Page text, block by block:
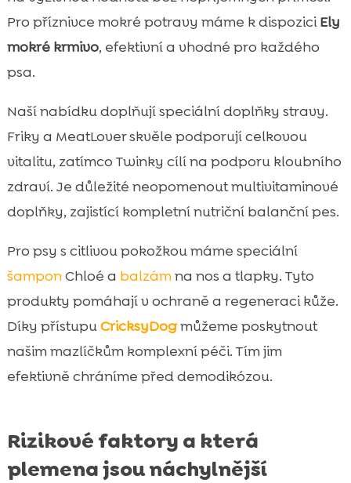
Pro příznivce mokré potravy máme k dispoziciEly
mokré krmivo, efektivní a vhodné pro každého
psa.
Naší nabídku doplňují speciální doplňky stravy.
Friky a MeatLover skvěle podporují celkovou
vitalitu, zatímco Twinky cílí na podporu kloubního
zdraví. Je důležité neopomenout multivitaminové
doplňky, zajistící kompletní nutriční balanční pes.
Pro psy s citlivou pokožkou máme speciální
šamponChloé a balzámna nos a tlapky. Tyto
produkty pomáhají v ochraně a regeneraci kůže.
Díky přístupuCricksyDogmůžeme poskytnout
našim mazlíčkům komplexní péči. Tím jim
efektivně chráníme před demodikózou.
Rizikové faktory a která
plemena jsou náchylnější